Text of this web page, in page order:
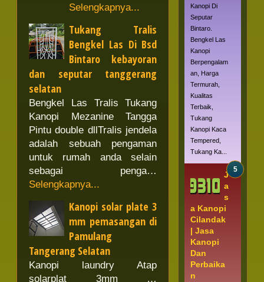
Selengkapnya...
Tukang Tralis
Bengkel Las Di Bsd
Bintaro kebayoran
dan seputar tanggerang
selatan
Bengkel Las Tralis Tukang
Kanopi Mezanine Tangga
Pintu double dllTralis jendela
adalah sebuah pengaman
untuk rumah anda selain
sebagai penga…
Selengkapnya...
Kanopi solar plate 3
mm pemasangan di
Pamulang
Tangerang Selatan
Kanopi laundry Atap
solarplat 3mm …
Kanopi Di
Seputar
Bintaro.
Bengkel Las
Kanopi
Berpengalam
an, Harga
Termurah,
Kualitas
Terbaik,
Tukang
Kanopi Kaca
Tempered,
Tukang Ka...
J
a
s
a Kanopi
Cilandak
| Jasa
Kanopi
Dan
Perbaika
n